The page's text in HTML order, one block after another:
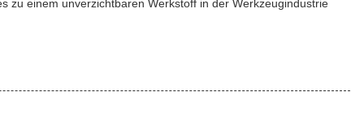
zu einem unverzichtbaren Werkstoff in der Werkzeugindustrie